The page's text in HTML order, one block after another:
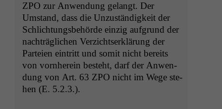
ZPO zur Anwen­dung gelangt. Der
Umstand, dass die Unzuständigkeit der
Schlich­tungs­be­hörde einzig auf­grund der
nachträglichen Verzicht­serk­lärung der
Parteien ein­tritt und somit nicht bere­its
von vorn­here­in beste­ht, darf der Anwen­
dung von Art. 63 ZPO nicht im Wege ste­
hen (E. 5.2.3.).